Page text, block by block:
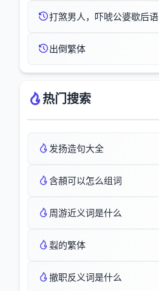
打煞男人，吓唬公婆歇后语
出倒繁体
热门搜索
发扬造句大全
含頳可以怎么组词
周游近义词是什么
蠫的繁体
撤职反义词是什么